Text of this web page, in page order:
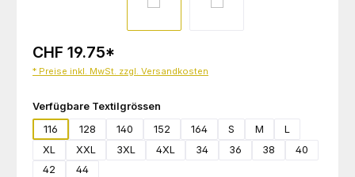
CHF 19.75*
* Preise inkl. MwSt. zzgl. Versandkosten
Verfügbare Textilgrössen
116
128 140 152 164 S M
L
XL
XXL 3XL 4XL 34 36 38
40
42
44